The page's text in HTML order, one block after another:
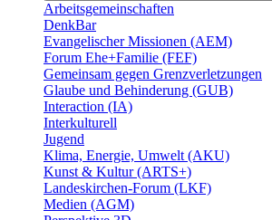
Arbeitsgemeinschaften
DenkBar
Evangelischer Missionen (AEM)
Forum Ehe+Familie (FEF)
Gemeinsam gegen Grenzverletzungen
Glaube und Behinderung (GUB)
Interaction (IA)
Interkulturell
Jugend
Klima, Energie, Umwelt (AKU)
Kunst & Kultur (ARTS+)
Landeskirchen-Forum (LKF)
Medien (AGM)